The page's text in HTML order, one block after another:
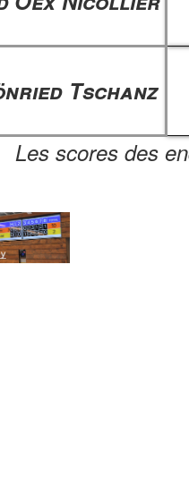
Tschanz
Les scores des